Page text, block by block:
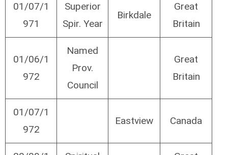
01/07/1
971
Superior
Spir. Year
Birkdale
Great
Britain
01/06/1
972
Named
Prov.
Council
Great
Britain
01/07/1
972
Eastview Canada